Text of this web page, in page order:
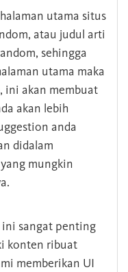
utama situs
atau judul arti
sehingga
utama maka
ini akan membuat
akan lebih
anda
didalam
mungkin
ini sangat penting
konten ribuat
memberikan UI